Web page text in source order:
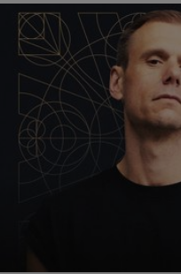
Helitehas
Ülase tn 17, Tallinn
0
04.09.2026
info@helitehas.ee